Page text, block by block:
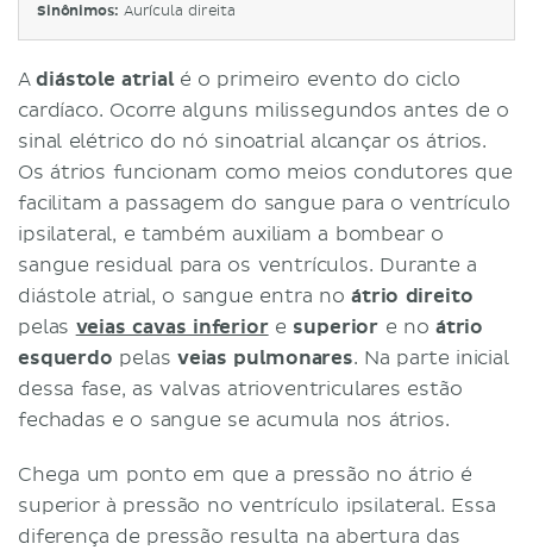
Sinônimos: Aurícula direita
Adiástole atrialé o primeiro evento do ciclo
cardíaco. Ocorre alguns milissegundos antes de o
sinal elétrico do nó sinoatrial alcançar os átrios.
Os átrios funcionam como meios condutores que
facilitam a passagem do sangue para o ventrículo
ipsilateral, e também auxiliam a bombear o
sangue residual para os ventrículos. Durante a
diástole atrial, o sangue entra no átrio direito
pelas veias cavas inferiore superior e no átrio
esquerdo pelas veias pulmonares. Na parte inicial
dessa fase, as valvas atrioventriculares estão
fechadas e o sangue se acumula nos átrios.
Chega um ponto em que a pressão no átrio é
superior à pressão no ventrículo ipsilateral. Essa
diferença de pressão resulta na abertura das